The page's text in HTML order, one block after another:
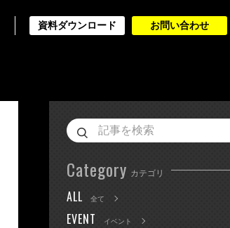
資料ダウンロード お問い合わせ
Category カテゴリ
ALL 全て
EVENT イベント